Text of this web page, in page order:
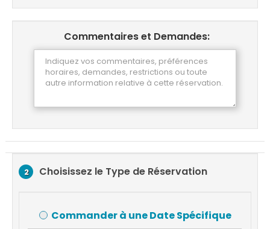
Commentaires et Demandes:
2 Choisissez le Type de Réservation
Commander à une Date Spécifique